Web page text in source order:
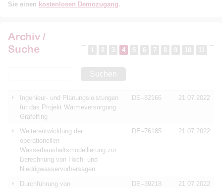
Sie einen kostenlosen Demozugang.
Archiv /
Suche
1 2 3 4 5 6 7 8 9 10 11
Suchen
Ingenieur- und Planungsleistungen
für das Projekt Wärmeversorgung
Gräfelfing
DE–82166 21.07.2022
Weiterentwicklung der
operationellen
Wasserhaushaltsmodellierung zur
Berechnung von Hoch- und
Niedrigwasservorhersagen
DE–76185 21.07.2022
Durchführung von
DE–39218 21.07.2022